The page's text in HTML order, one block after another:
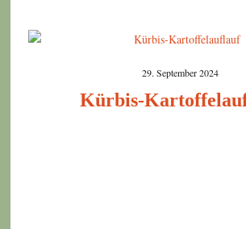
29. September 2024
Kürbis-